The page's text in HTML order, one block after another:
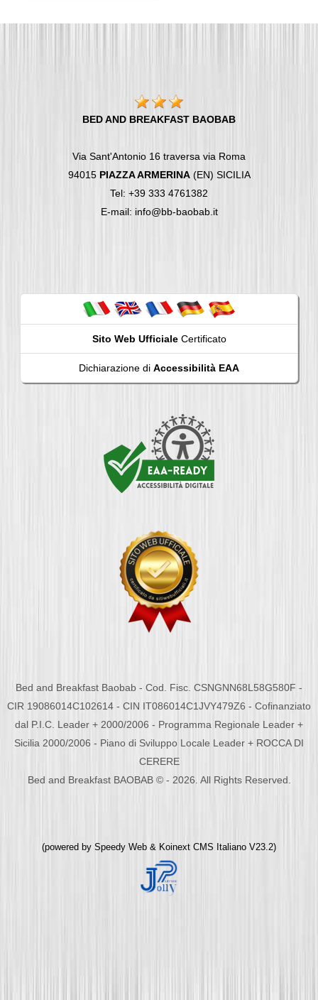
BED AND BREAKFAST BAOBAB
Via Sant'Antonio 16 traversa via Roma
94015 PIAZZA ARMERINA(EN) SICILIA
Tel: +39 333 4761382
E-mail: info@bb-baobab.it
Sito Web UfficialeCertificato
Dichiarazione di Accessibilità EAA
Bed and Breakfast Baobab - Cod. Fisc. CSNGNN68L58G580F -
CIR 19086014C102614 - CIN IT086014C1JVY479Z6 - Cofinanziato
dal P.I.C. Leader + 2000/2006 - Programma Regionale Leader +
Sicilia 2000/2006 - Piano di Sviluppo Locale Leader + ROCCA DI
CERERE
Bed and Breakfast BAOBAB © - 2026. All Rights Reserved.
(powered by Speedy Web & Koinext CMS Italiano V23.2)